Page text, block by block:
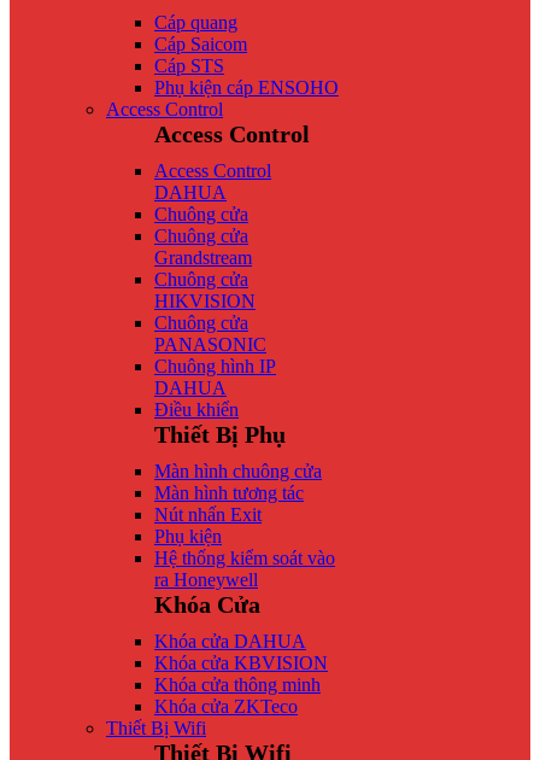
Cáp quang
Cáp Saicom
Cáp STS
Phụ kiện cáp ENSOHO
Access Control
Access Control
Access Control
DAHUA
Chuông cửa
Chuông cửa
Grandstream
Chuông cửa
HIKVISION
Chuông cửa
PANASONIC
Chuông hình IP
DAHUA
Điều khiển
Thiết Bị Phụ
Màn hình chuông cửa
Màn hình tương tác
Nút nhấn Exit
Phụ kiện
Hệ thống kiểm soát vào
ra Honeywell
Khóa Cửa
Khóa cửa DAHUA
Khóa cửa KBVISION
Khóa cửa thông minh
Khóa cửa ZKTeco
Thiết Bị Wifi
Thiết Bị Wifi